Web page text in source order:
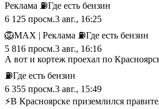
Реклама ⛽️Где есть бензин
6 125 просм.3 авг., 16:25
🦁MAX | Реклама ⛽️Где есть бензин
5 816 просм.3 авг., 16:16
А вот и кортеж проехал по
⛽️Где есть бензин
6 355 просм.3 авг., 15:49
⚡️В Красноярске приземлился